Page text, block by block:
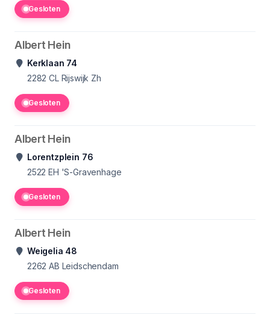
Gesloten
Albert Hein
Kerklaan 74
2282 CL Rijswijk Zh
Gesloten
Albert Hein
Lorentzplein 76
2522 EH 'S-Gravenhage
Gesloten
Albert Hein
Weigelia 48
2262 AB Leidschendam
Gesloten